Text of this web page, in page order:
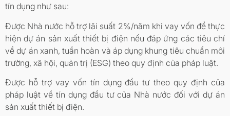
tín dụng như sau:
Được Nhà nước hỗ trợ lãi suất 2%/năm khi vay vốn để thực
hiện dự án sản xuất thiết bị điện nếu đáp ứng các tiêu chí
về dự án xanh, tuần hoàn và áp dụng khung tiêu chuẩn môi
trường, xã hội, quản trị (ESG) theo quy định của pháp luật.
Được hỗ trợ vay vốn tín dụng đầu tư theo quy định của
pháp luật về tín dụng đầu tư của Nhà nước đối với dự án
sản xuất thiết bị điện.